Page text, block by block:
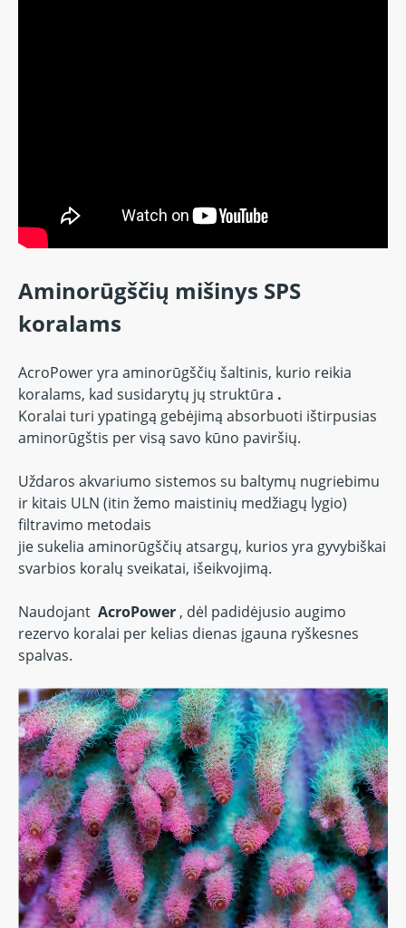
Aminorūgščių mišinys SPS
koralams
AcroPoweryra aminorūgščių šaltinis, kurio reikia
koralams, kad susidarytų jų struktūra .
Koralai turi ypatingą gebėjimą absorbuoti ištirpusias
aminorūgštis per visą savo kūno paviršių.
Uždaros akvariumo sistemos su baltymų nugriebimu
ir kitais ULN (itin žemo maistinių medžiagų lygio)
filtravimo metodais
jie sukelia aminorūgščių atsargų, kurios yra gyvybiškai
svarbios koralų sveikatai, išeikvojimą.
Naudojant AcroPower , dėl padidėjusio augimo
rezervo koralai per kelias dienas įgauna ryškesnes
spalvas.